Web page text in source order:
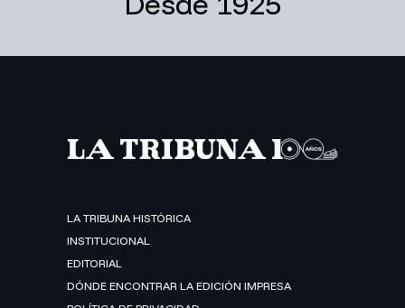
LA TRIBUNA HISTÓRICA
INSTITUCIONAL
EDITORIAL
DÓNDE ENCONTRAR LA EDICIÓN IMPRESA